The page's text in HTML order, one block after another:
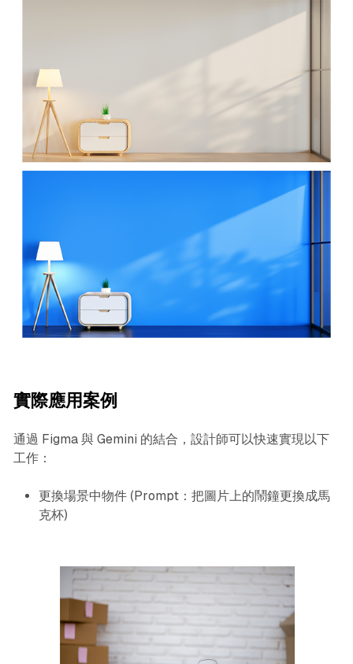
實際應用案例
通過 Figma 與 Gemini 的結合，設計師可以快速實現以下
工作：
更換場景中物件 (Prompt：把圖片上的鬧鐘更換成馬
克杯)